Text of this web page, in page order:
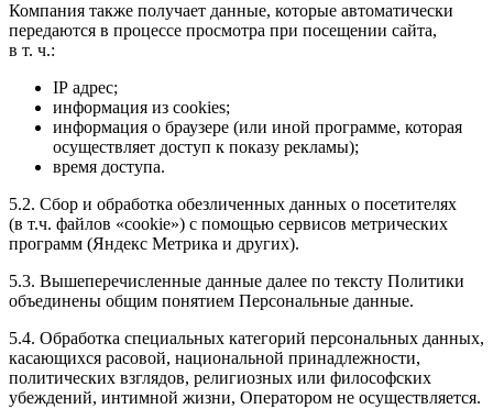
Компания также получает данные, которые автоматически
передаются в процессе просмотра при посещении сайта,
в т. ч.:
IP адрес;
информация из cookies;
информация о браузере (или иной программе, которая
осуществляет доступ к показу рекламы);
время доступа.
5.2. Сбор и обработка обезличенных данных о посетителях
(в т.ч. файлов «cookie») с помощью сервисов метрических
программ (Яндекс Метрика и других).
5.3. Вышеперечисленные данные далее по тексту Политики
объединены общим понятием Персональные данные.
5.4. Обработка специальных категорий персональных данных,
касающихся расовой, национальной принадлежности,
политических взглядов, религиозных или философских
убеждений, интимной жизни, Оператором не осуществляется.